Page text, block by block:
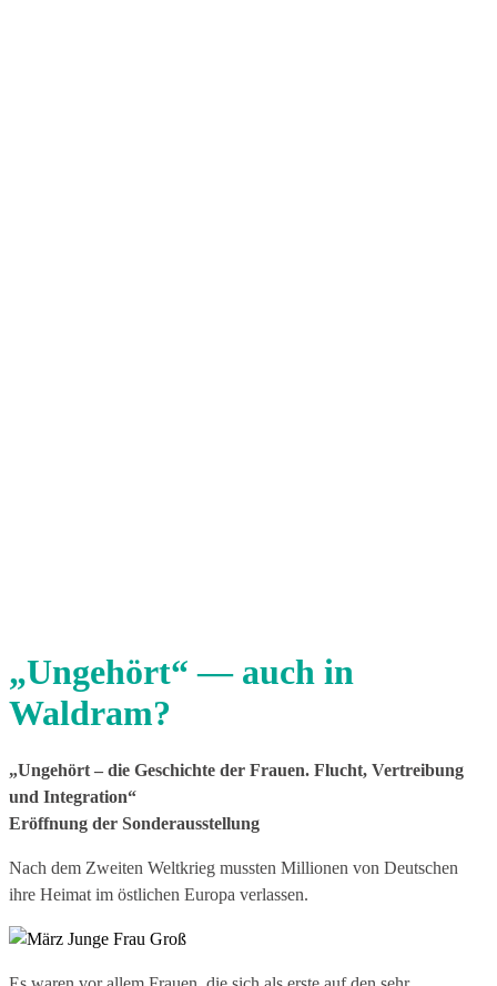
„Ungehört“ — auch in
Waldram?
„Ungehört – die Geschichte der Frauen. Flucht, Vertreibung
und Integration“
Eröffnung der Sonderausstellung
Nach dem Zweiten Weltkrieg mussten Millionen von Deutschen
ihre Heimat im östlichen Europa verlassen.